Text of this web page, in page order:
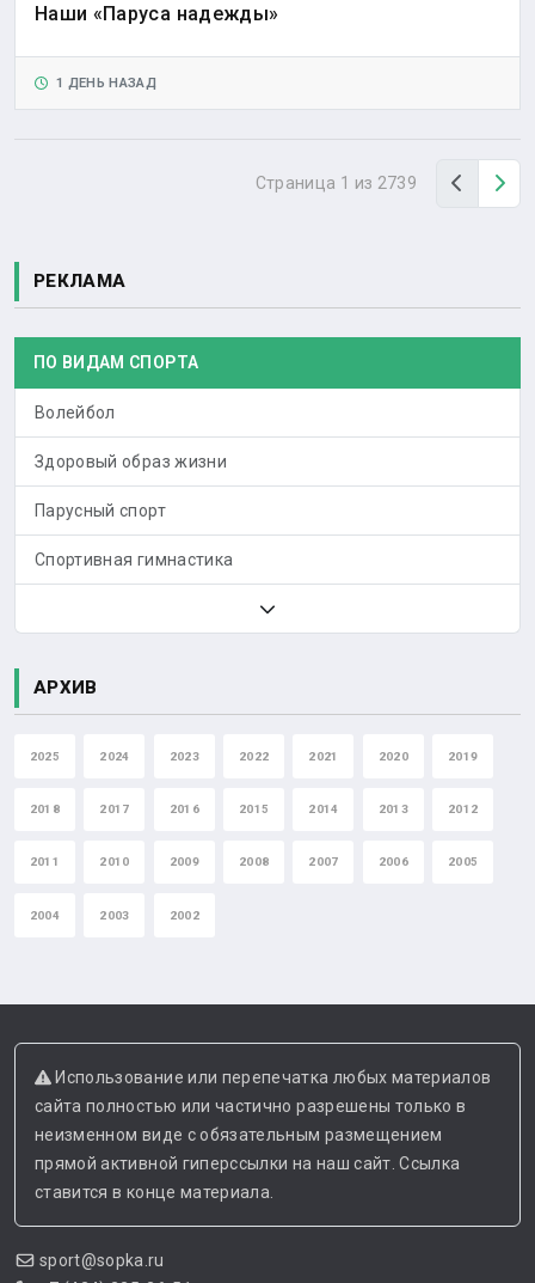
Наши «Паруса надежды»
1 ДЕНЬ НАЗАД
Страница 1 из 2739 Назад
РЕКЛАМА
ПО ВИДАМ СПОРТА
Волейбол
Здоровый образ жизни
Парусный спорт
Спортивная гимнастика
АРХИВ
2025 2024 2023 2022 2021 2020 2019
2018 2017 2016 2015 2014 2013 2012
2011 2010 2009 2008 2007 2006 2005
2004 2003 2002
Использование или перепечатка любых материалов
сайта полностью или частично разрешены только в
неизменном виде с обязательным размещением
прямой активной гиперссылки на наш сайт. Ссылка
ставится в конце материала.
sport@sopka.ru